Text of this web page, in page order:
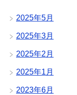
2025年5月
2025年3月
2025年2月
2025年1月
2023年6月